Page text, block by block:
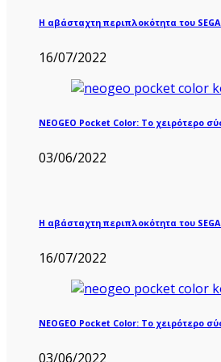
Η αβάσταχτη περιπλοκότητα του SEGA
16/07/2022
NEOGEO Pocket Color: Το χειρότερο
03/06/2022
Η αβάσταχτη περιπλοκότητα του SEGA
16/07/2022
NEOGEO Pocket Color: Το χειρότερο
03/06/2022